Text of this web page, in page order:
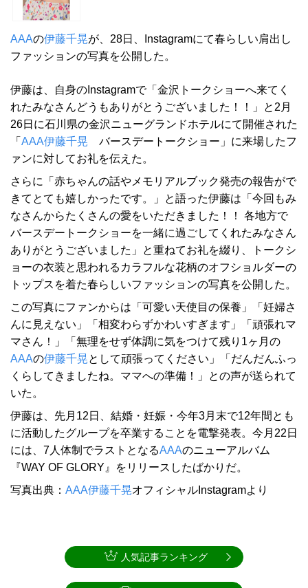
AAAの伊藤千晃が、28日、Instagramにて春らしい肩出し
ファッションの写真を公開した。
伊藤は、自身のInstagramで「金沢トークショーへ来てく
れたみなさんどうもありがとうございました！！」と2月
26日に石川県の金沢ニューグランドホテルにて開催された
「 AAA伊藤千晃 バースデートークショー」に来場したフ
ァンに対してお礼を伝えた。
さらに「赤ちゃんの話やメモリアルブック発売の報告がで
きてとても嬉しかったです。」と語った伊藤は「今回もみ
なさんからたくさんの愛をいただきました！！ 各地方で
バースデートークショーを一緒に過ごしてくれたみなさん
ありがとうございました」と重ねてお礼を綴り、トークシ
ョーの衣装と思われるカラフルな花柄のオフショルダーの
トップスを着た春らしいファッションの写真を公開した。
この写真にファンからは「可愛い天使目の保養」「妊婦さ
んに見えない」「相変わらずかわいすぎます」「頑張れマ
マさん！」「無理をせず体調に気をつけて残り1ヶ月の
AAAの伊藤千晃として頑張ってください」「だんだんふっ
くらしてきましたね。ママへの準備！」との声が送られて
いた。
伊藤は、先月12日、結婚・妊娠・今年3月末で12年間とも
に活動したグループを卒業することを電撃発表。今月22日
には、7人体制でラストとなるAAAのニューアルバム
『WAY OF GLORY』をリリースしたばかりだ。
写真出典： AAA伊藤千晃オフィシャルInstagramより
人気記事ランキング